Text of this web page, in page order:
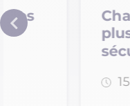
Chantier de
plus de
15 février 2021